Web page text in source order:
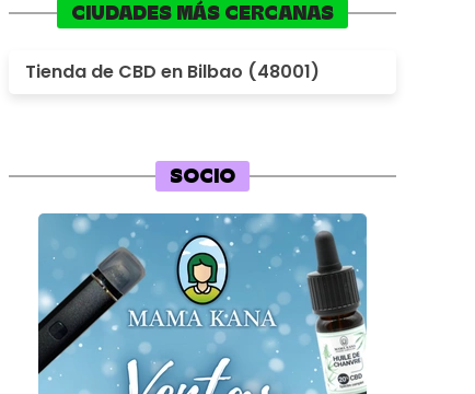
CIUDADES MÁS CERCANAS
Tienda de CBD en Bilbao (48001)
SOCIO